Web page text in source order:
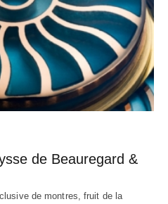
de Beauregard &
de montres, fruit de la